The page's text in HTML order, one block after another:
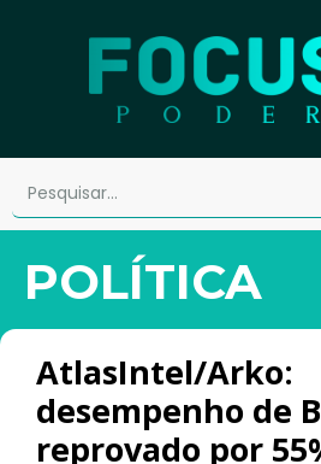
POLÍTICA
AtlasIntel/Arko:
desempenho de
reprovado por